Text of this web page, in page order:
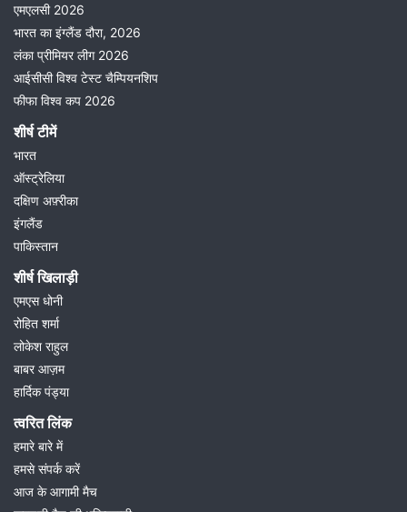
एमएलसी 2026
भारत का इंग्लैंड दौरा, 2026
लंका प्रीमियर लीग 2026
आईसीसी विश्व टेस्ट चैम्पियनशिप
फीफा विश्व कप 2026
शीर्ष टीमें
भारत
ऑस्ट्रेलिया
दक्षिण अफ़्रीका
इंगलैंड
पाकिस्तान
शीर्ष खिलाड़ी
एमएस धोनी
रोहित शर्मा
लोकेश राहुल
बाबर आज़म
हार्दिक पंड्या
त्वरित लिंक
हमारे बारे में
हमसे संपर्क करें
आज के आगामी मैच